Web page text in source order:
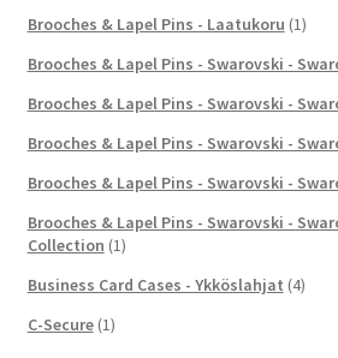
Brooches & Lapel Pins - Laatukoru (1)
Brooches & Lapel Pins - Swarovski -
Brooches & Lapel Pins - Swarovski -
Brooches & Lapel Pins - Swarovski -
Brooches & Lapel Pins - Swarovski -
Brooches & Lapel Pins - Swarovski -
Collection (1)
Business Card Cases - Ykköslahjat (4)
C-Secure (1)